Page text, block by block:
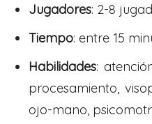
Jugadores: 2-8
Tiempo: entre 15
Habilidades:
procesamiento,
ojo-mano,